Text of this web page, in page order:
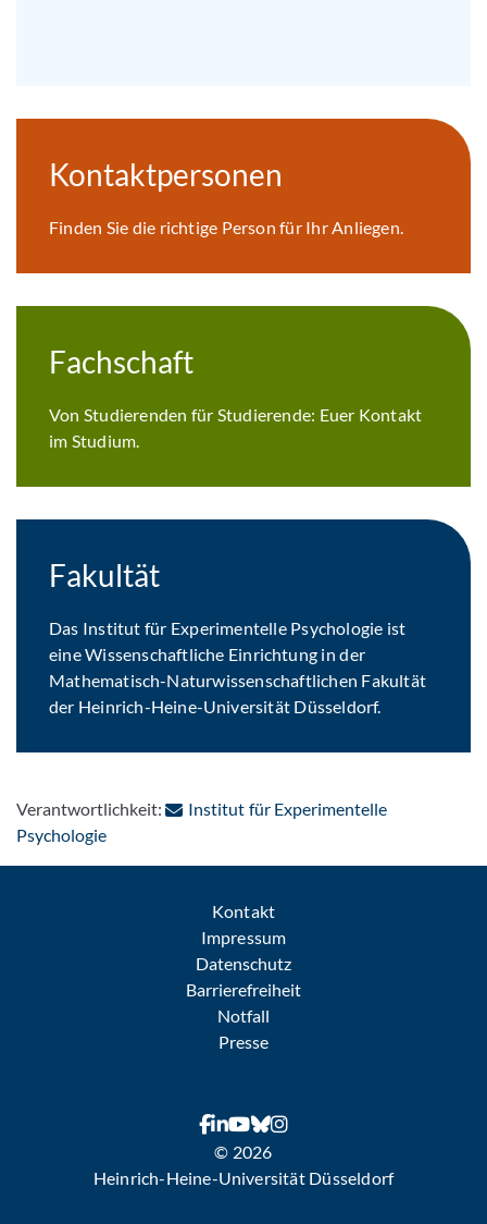
Kontaktpersonen
Finden Sie die richtige Person für Ihr Anliegen.
Fachschaft
Von Studierenden für Studierende: Euer Kontakt
im Studium.
Fakultät
Das Institut für Experimentelle Psychologie ist
eine Wissenschaftliche Einrichtung in der
Mathematisch-Naturwissenschaftlichen Fakultät
der Heinrich-Heine-Universität Düsseldorf.
Verantwortlichkeit:
Institut für Experimentelle
Psychologie: Per E-Mail kontaktieren
Kontakt
Impressum
Datenschutz
Barrierefreiheit
Notfall
Presse
© 2026
Heinrich-Heine-Universität Düsseldorf